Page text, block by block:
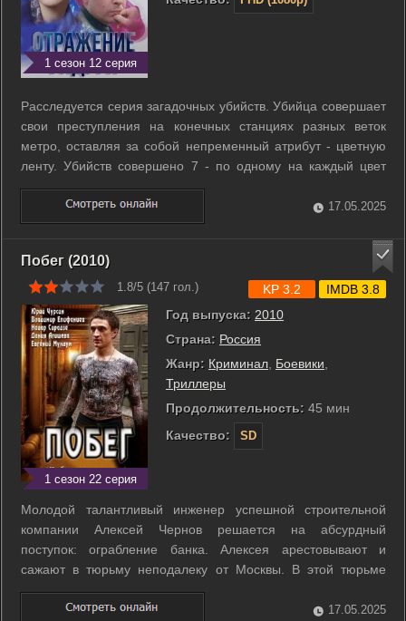
1 сезон 12 серия
Расследуется серия загадочных убийств. Убийца совершает
свои преступления на конечных станциях разных веток
метро, оставляя за собой непременный атрибут - цветную
ленту. Убийств совершено 7 - по одному на каждый цвет
радуги. Убийца и называет себя так - Радуга. И только
эксперту по криминальной психологии Полине Ореховой
удается понять, что убийца ...
17.05.2025
Побег (2010)
1.8/5 (147 гол.)
1 сезон 22 серия
Год выпуска: 2010
Страна: Россия
Жанр: Криминал Боевики
Триллеры
Продолжительность: 45 мин
Качество:
SD
KP 3.2 IMDB 3.8
Молодой талантливый инженер успешной строительной
компании Алексей Чернов решается на абсурдный
поступок: ограбление банка. Алексея арестовывают и
сажают в тюрьму неподалеку от Москвы. В этой тюрьме
содержится его родной брат Кирилл Панин, из-за которого
Государственная Дума РФ пошла на отмену моратория на
17.05.2025